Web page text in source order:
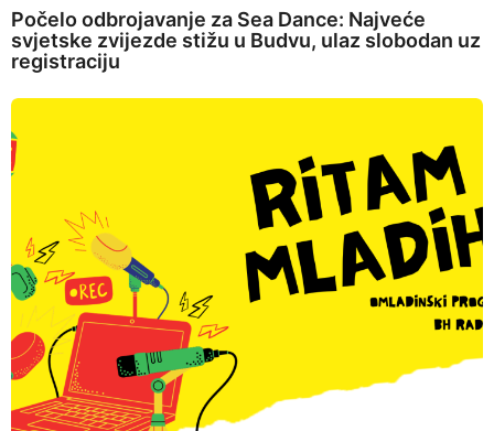
Počelo odbrojavanje za Sea Dance: Najveće
svjetske zvijezde stižu u Budvu, ulaz slobodan uz
registraciju